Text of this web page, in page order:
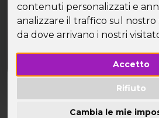
contenuti personalizzati e
analizzare il traffico sul nostro
da dove arrivano i nostri
Accetto
Rifiuto
Cambia le mie
In aumento le biciclette